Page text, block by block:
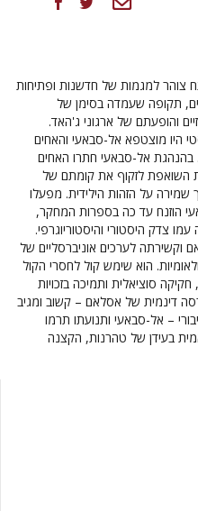
צוהר למגמות של חדשנות ופתיחות
תקופה שעמדה בסימן של
והופעתם של ארגוני ג'האד.
היו מוצטפא אל-סבאעי והאחים
המוסלמים בסוריה בשנים 1946–1964. בהנהגת אל-סבאעי חתרו האחים
השואפת לזקוף את קומתם של
שמירה על הזהות הילידית. מפעלו
הוזנח עד כה בספרות המחקר,
צדק היסטורי והיסטוריוגרפי.
לערכים אוניברסליים של
הוא שימש קול לחסרי הקול
סוציאלית ותמיכה בזכויות
דינמית של אסלאם – קשוב ומגיב
– אל-סבאעי ותנועתו תרמו
בעידן של טהרנות, הקצנה